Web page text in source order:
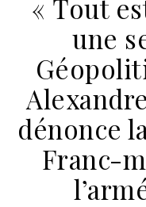
« Tout
une
dénonce
Franc-